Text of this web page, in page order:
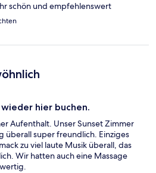
schön und empfehlenswert
hier buchen.
Aufenthalt. Unser Sunset Zimmer
überall super freundlich. Einziges
zu viel laute Musik überall, das
Wir hatten auch eine Massage